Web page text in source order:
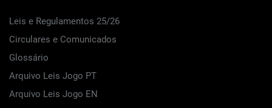
Leis e Regulamentos 25/26
Circulares e Comunicados
Glossário
Arquivo Leis Jogo PT
Arquivo Leis Jogo EN